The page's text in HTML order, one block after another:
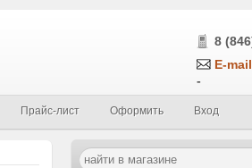
8
E-
-
Прайс-лист Оформить Вход